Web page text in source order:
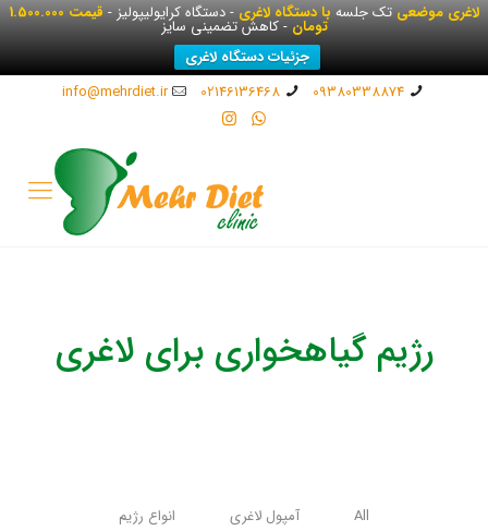
لاغری موضعیتک جلسهبا دستگاه لاغری- دستگاه کرایولیپولیز - قیمت 1.500.000
تومان- کاهش تضمینی سایز
جزئیات دستگاه لاغری
09380338874
02146136468
info@mehrdiet.ir
رژیم گیاهخواری برای لاغری
All آمپول لاغری انواع رژیم